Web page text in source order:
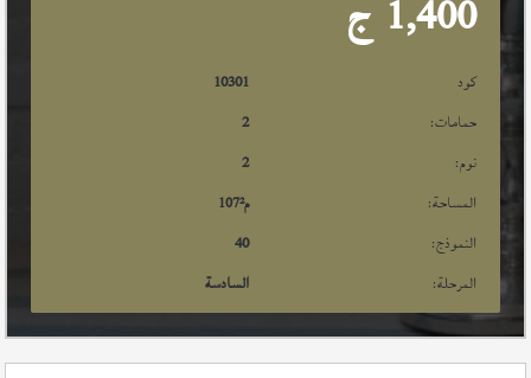
1,400 ج
كود
10301
حمامات:
2
نوم:
2
المساحة:
107م²
النموذج:
40
المرحلة:
السادسة